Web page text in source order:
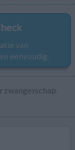
van
eenvoudig.
zwangerschap.